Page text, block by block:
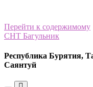
Перейти к содержимому
СНТ Багульник
Республика Бурятия,
Саянтуй